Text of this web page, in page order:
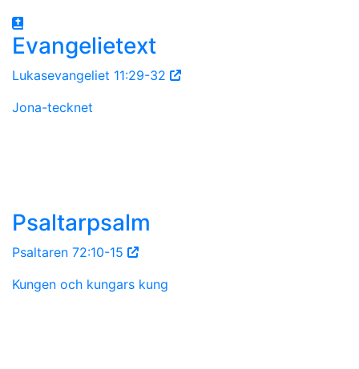
Evangelietext
Lukasevangeliet 11:29-32
Jona-tecknet
Psaltarpsalm
Psaltaren 72:10-15
Kungen och kungars kung